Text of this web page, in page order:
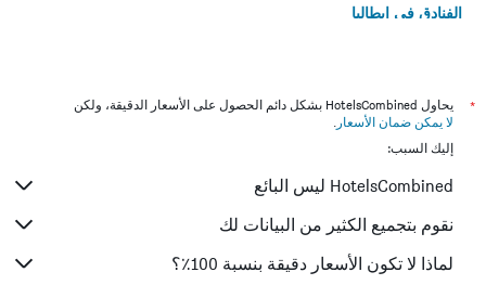
الفنادق في إيطاليا
*
يحاول HotelsCombined بشكل دائم الحصول على الأسعار الدقيقة، ولكن
لا يمكن ضمان الأسعار .
إليك السبب:
HotelsCombined ليس البائع
نقوم بتجميع الكثير من البيانات لك
لماذا لا تكون الأسعار دقيقة بنسبة 100٪؟